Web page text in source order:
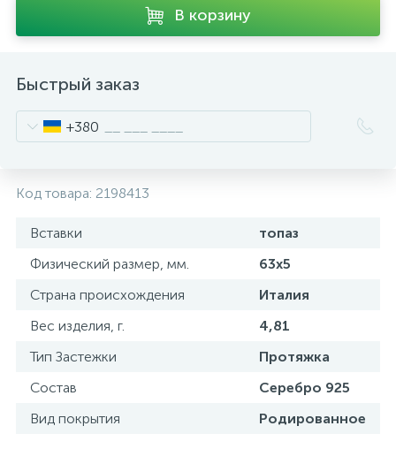
В корзину
Быстрый заказ
+380
Код товара: 2198413
Вставки
топаз
Физический размер, мм.
63х5
Страна происхождения
Италия
Вес изделия, г.
4,81
Тип Застежки
Протяжка
Состав
Серебро 925
Вид покрытия
Родированное